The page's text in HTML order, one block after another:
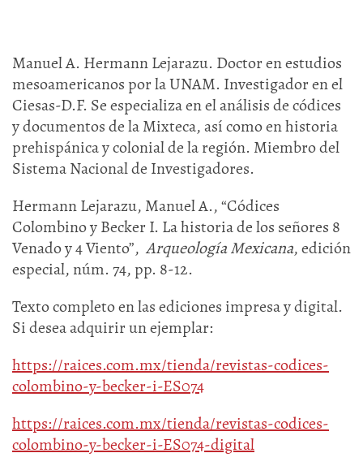
Manuel A. Hermann Lejarazu. Doctor en estudios
mesoamericanos por la UNAM. Investigador en el
Ciesas-D.F. Se especializa en el análisis de códices
y documentos de la Mixteca, así como en historia
prehispánica y colonial de la región. Miembro del
Sistema Nacional de Investigadores.
Hermann Lejarazu, Manuel A., “Códices
Colombino y Becker I. La historia de los señores 8
Venado y 4 Viento”, Arqueología Mexicana, edición
especial, núm. 74, pp. 8-12.
Texto completo en las ediciones impresa y digital.
Si desea adquirir un ejemplar:
https://raices.com.mx/tienda/revistas-codices-
colombino-y-becker-i-ES074
https://raices.com.mx/tienda/revistas-codices-
colombino-y-becker-i-ES074-digital